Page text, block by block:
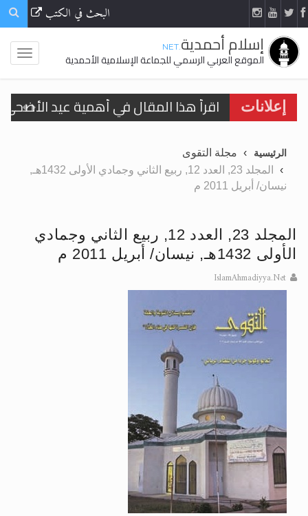
البحث في الكتب
إسلام أحمدية.NET
الموقع العربي الرسمي للجماعة الإسلامية الأحمدية
إعلانات
اقرأ هذا المقال في أهمية عيد
تعميم هامّ لأفراد الجماعة >> المزيد
تعميم هامّ لأفراد الجماعة >> المزيد
اقرأ هذا الكتاب وتعرّف على حقيقة
الحجّ.. دلالات، حِكم، وأهداف >> المزيد
اقرأ هذا المقال في أهمية عيد
الرئيسية
مجلة التقوى
المجلد 23, العدد 12, ربيع الثاني وجمادي الأولى 1432هـ,
نيسان/ أبريل 2011 م
المجلد 23, العدد 12, ربيع الثاني وجمادي
الأولى 1432هـ, نيسان/ أبريل 2011 م
IslamAhmadiyya.Net